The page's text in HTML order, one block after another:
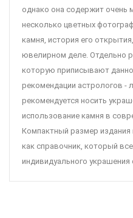
однако она содержит очень
несколько цветных
камня, история его
ювелирном деле. Отдельно
которую приписывают
рекомендации астрологов -
рекомендуется носить
использование камня в
Компактный размер издания
как справочник, который
индивидуального